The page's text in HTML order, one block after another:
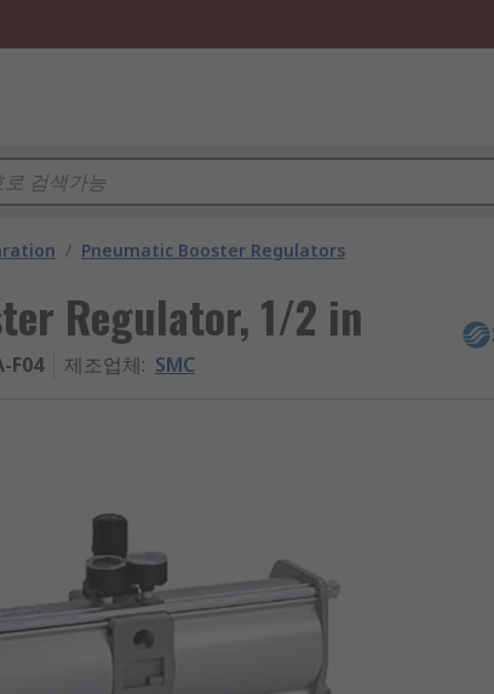
/ Pneumatic Booster Regulators
Regulator, 1/2 in
F04 제조업체: SMC